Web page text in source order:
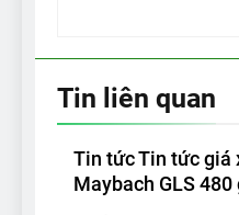
Tin liên quan
Tin tức Tin tức giá
Maybach GLS